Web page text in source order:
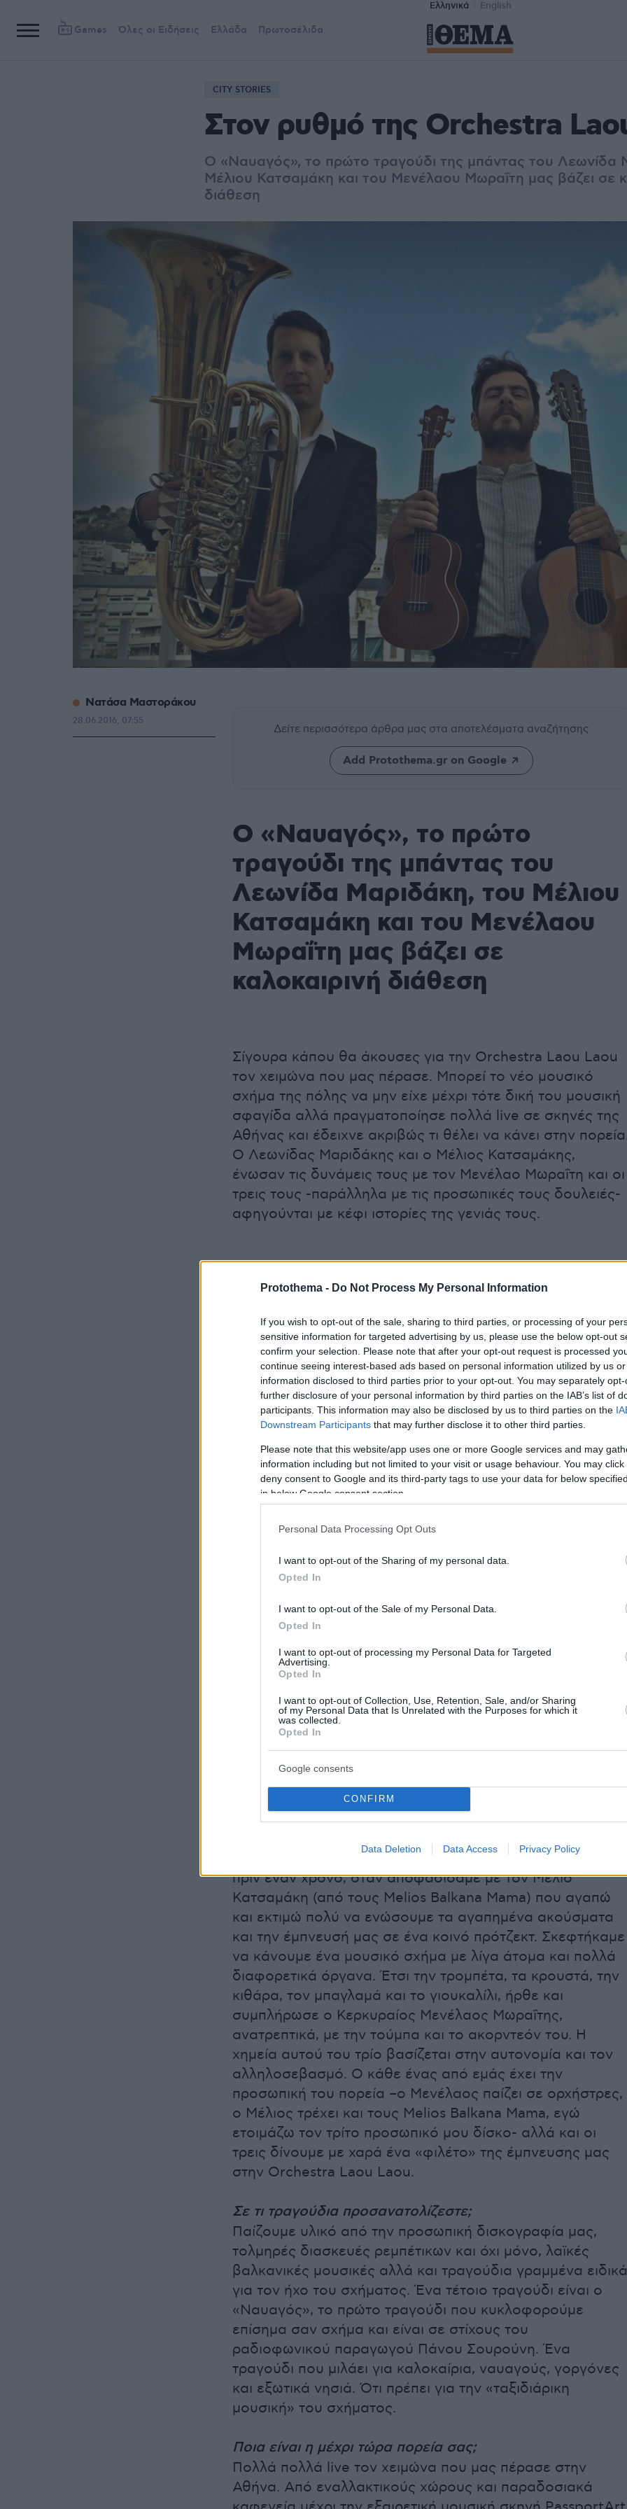
Protothema - Do Not Process My Personal Information
If you wish to opt-out of the sale, sharing to third parties, or processing of your
sensitive information for targeted advertising by us, please use the below opt-out
confirm your selection. Please note that after your opt-out request is processed
continue seeing interest-based ads based on personal information utilized by us
information disclosed to third parties prior to your opt-out. You may separately
further disclosure of your personal information by third parties on the IAB’s list of
participants. This information may also be disclosed by us to third parties on the
Downstream Participants that may further disclose it to other third parties.
Please note that this website/app uses one or more Google services and may
information including but not limited to your visit or usage behaviour. You may
deny consent to Google and its third-party tags to use your data for below
in below Google consent section.
Personal Data Processing Opt Outs
I want to opt-out of the Sharing of my personal data.
Opted In
I want to opt-out of the Sale of my Personal Data.
Opted In
I want to opt-out of processing my Personal Data for Targeted
Advertising.
Opted In
I want to opt-out of Collection, Use, Retention, Sale, and/or Sharing
of my Personal Data that Is Unrelated with the Purposes for which it
was collected.
Opted In
Google consents
CONFIRM
Data Deletion Data Access Privacy Policy
Ελληνικά English
Games Όλες οι Ειδήσεις Ελλάδα Πρωτοσέλιδα
CITY STORIES
Στον ρυθμό της Orchestra
Ο «Ναυαγός», το πρώτο τραγούδι της μπάντας του Λεωνίδα
Μέλιου Κατσαμάκη και του Μενέλαου Μωραΐτη μας βάζει σε
διάθεση
Δείτε περισσότερα άρθρα μας στα αποτελέσματα αναζήτησης
Add Protothema.gr on Google
Ο «Ναυαγός», το πρώτο
τραγούδι της μπάντας του
Λεωνίδα Μαριδάκη, του Μέλιου
Κατσαμάκη και του Μενέλαου
Μωραΐτη μας βάζει σε
καλοκαιρινή διάθεση
Σίγουρα κάπου θα άκουσες για την Orchestra Laou Laou
τον χειμώνα που μας πέρασε. Μπορεί το νέο μουσικό
σχήμα της πόλης να μην είχε μέχρι τότε δική του μουσική
σφαγίδα αλλά πραγματοποίησε πολλά live σε σκηνές της
Αθήνας και έδειχνε ακριβώς τι θέλει να κάνει στην
Ο Λεωνίδας Μαριδάκης και ο Μέλιος Κατσαμάκης,
ένωσαν τις δυνάμεις τους με τον Μενέλαο Μωραΐτη και οι
τρεις τους -παράλληλα με τις προσωπικές τους δουλειές-
αφηγούνται με κέφι ιστορίες της γενιάς τους.
Το πρώτο τους τραγούδι «Ναυαγός» κυκλοφορεί ήδη και
καλοκαιρινό, συνδυάζει τον έρωτα και τη μοναξιά με τον
ήλιο και το δροσερό αεράκι ενός εξωτικού νησιού. Με
αφορμή λοιπόν τον «Ναυαγό» ζήτησα από τον Λεωνίδα
Μαριδάκη μερικές διευκρινίσεις για την μπάντα και τους
στόχους της.
Τι είναι η Orchestra Laou Laou;
τραγούδι, για την ισπανική μουσική, για τους δροσερούς
μεσογειακούς ρυθμούς.
Η Orchestra Laou Laou είναι μια… τρελή ιδέα. Φτιάχτηκε
πριν έναν χρόνο, όταν αποφασίσαμε με τον Mέλιο
Κατσαμάκη (από τους Melios Balkana Μama) που αγαπώ
και εκτιμώ πολύ να ενώσουμε τα αγαπημένα ακούσματα
και την έμπνευσή μας σε ένα κοινό πρότζεκτ. Σκεφτήκαμε
να κάνουμε ένα μουσικό σχήμα με λίγα άτομα και πολλά
διαφορετικά όργανα. Έτσι την τρομπέτα, τα κρουστά, την
κιθάρα, τον μπαγλαμά και το γιουκαλίλι, ήρθε και
συμπλήρωσε ο Κερκυραίος Μενέλαος Μωραΐτης,
ανατρεπτικά, με την τούμπα και το ακορντεόν του. Η
χημεία αυτού του τρίο βασίζεται στην αυτονομία και τον
αλληλοσεβασμό. Ο κάθε ένας από εμάς έχει την
προσωπική του πορεία –ο Μενέλαος παίζει σε ορχήστρες,
ο Μέλιος τρέχει και τους Melios Balkana Μama, εγώ
ετοιμάζω τον τρίτο προσωπικό μου δίσκο- αλλά και οι
τρεις δίνουμε με χαρά ένα «φιλέτο» της έμπνευσης μας
στην Orchestra Laou Laou.
Σε τι τραγούδια προσανατολίζεστε;
Παίζουμε υλικό από την προσωπική δισκογραφία μας,
τολμηρές διασκευές ρεμπέτικων και όχι μόνο, λαϊκές
βαλκανικές μουσικές αλλά και τραγούδια γραμμένα ειδικά
για τον ήχο του σχήματος. Ένα τέτοιο τραγούδι είναι ο
«Ναυαγός», το πρώτο τραγούδι που κυκλοφορούμε
επίσημα σαν σχήμα και είναι σε στίχους του
ραδιοφωνικού παραγωγού Πάνου Σουρούνη. Ένα
τραγούδι που μιλάει για καλοκαίρια, ναυαγούς, γοργόνες
και εξωτικά νησιά. Ότι πρέπει για την «ταξιδιάρικη
μουσική» του σχήματος.
Ποια είναι η μέχρι τώρα πορεία σας;
Πολλά πολλά live τον χειμώνα που μας πέρασε στην
Αθήνα. Από εναλλακτικούς χώρους και παραδοσιακά
Νατάσα Μαστοράκου
28.06.2016, 07:55